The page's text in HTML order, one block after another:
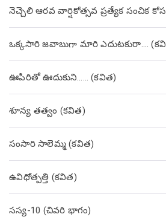
నెచ్చెలి ఆరవ వార్షికోత్సవ ప్రత్యేక సంచిక
ఒక్కసారి జవాబుగా మారి ఎదుటకురా….
ఊపిరితో ఊదుకుని…… (కవిత)
శూన్య తత్వం (కవిత)
సంసారి సాలెమ్మ (కవిత)
ఉవిధోత్పత్తి (కవిత)
సస్య-10 (చివరి భాగం)